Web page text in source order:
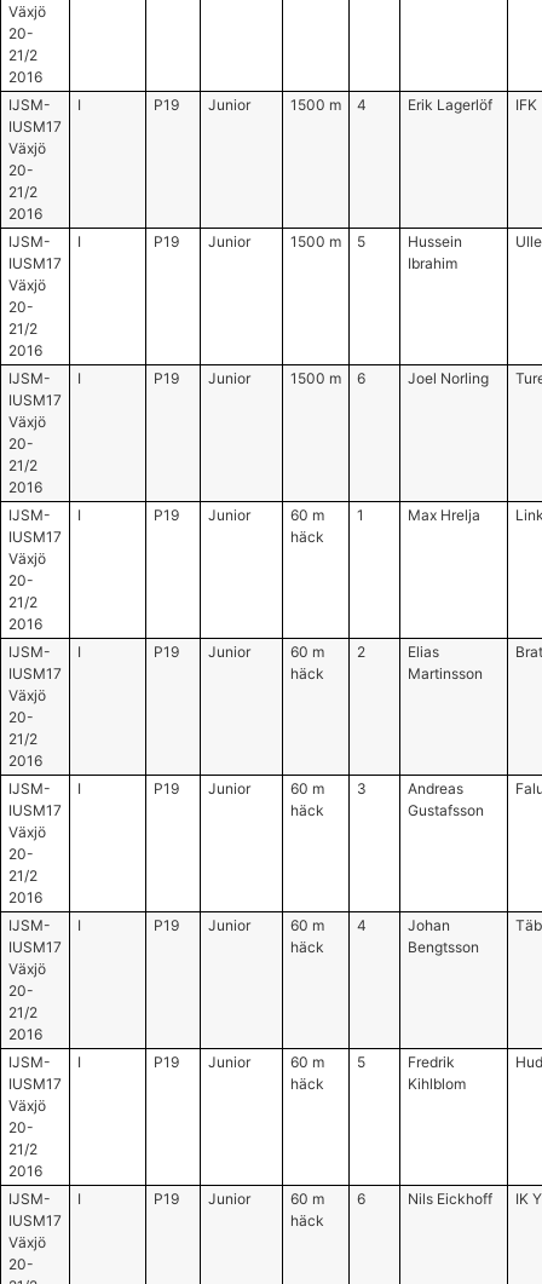
Växjö
20-
21/2
2016
IJSM-
IUSM17
Växjö
20-
21/2
2016
I P19 Junior 1500 m 4 Erik Lagerlöf
IJSM-
IUSM17
Växjö
20-
21/2
2016
I P19 Junior 1500 m 5
Hussein
Ibrahim
IJSM-
IUSM17
Växjö
20-
21/2
2016
I P19 Junior 1500 m 6 Joel Norling
IJSM-
IUSM17
Växjö
20-
21/2
2016
I P19 Junior
60 m
häck
1 Max Hrelja
IJSM-
IUSM17
Växjö
20-
21/2
2016
I P19 Junior
60 m
häck
2
Elias
Martinsson
IJSM-
IUSM17
Växjö
20-
21/2
2016
I P19 Junior
60 m
häck
3
Andreas
Gustafsson
IJSM-
IUSM17
Växjö
20-
21/2
2016
I P19 Junior
60 m
häck
4
Johan
Bengtsson
IJSM-
IUSM17
Växjö
20-
21/2
2016
I P19 Junior
60 m
häck
5
Fredrik
Kihlblom
IJSM-
IUSM17
Växjö
20-
I P19 Junior
60 m
häck
6 Nils Eickhoff IK